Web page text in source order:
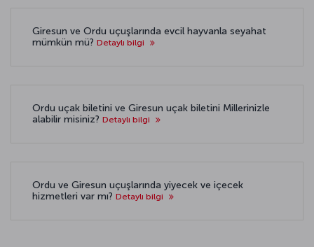
Giresun ve Ordu uçuşlarında evcil hayvanla seyahat
mümkün mü? Detaylı bilgi
Ordu uçak biletini ve Giresun uçak biletini Millerinizle
alabilir misiniz? Detaylı bilgi
Ordu ve Giresun uçuşlarında yiyecek ve içecek
hizmetleri var mı? Detaylı bilgi